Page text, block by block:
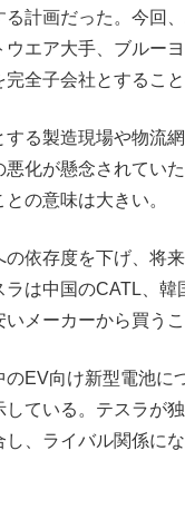
計画だった。今回
エア大手、ブルー
全子会社とすること
る製造現場や物流
化が懸念されてい
の意味は大きい。
依存度を下げ、将
は中国のCATL、
メーカーから買う
EV向け新型電池に
ている。テスラが
、ライバル関係にな